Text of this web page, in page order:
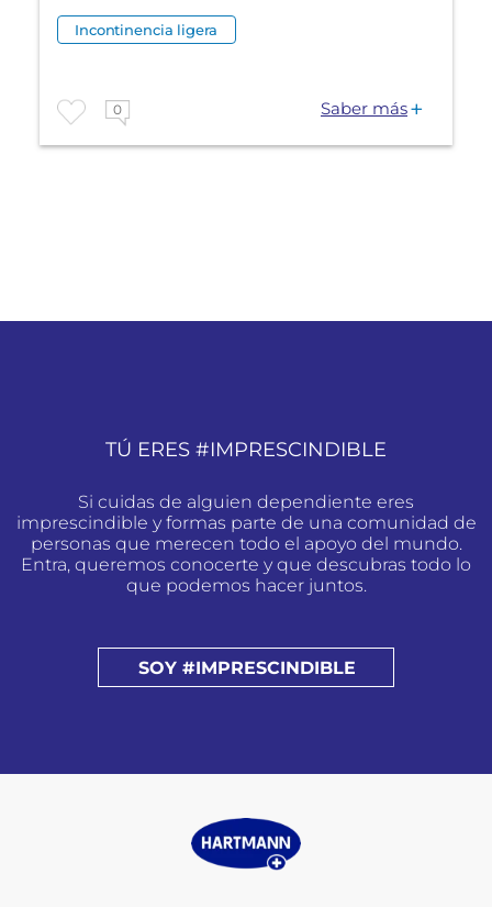
Incontinencia ligera
0 Saber más
TÚ ERES #IMPRESCINDIBLE
Si cuidas de alguien dependiente eres
imprescindible y formas parte de una comunidad de
personas que merecen todo el apoyo del mundo.
Entra, queremos conocerte y que descubras todo lo
que podemos hacer juntos.
SOY #IMPRESCINDIBLE